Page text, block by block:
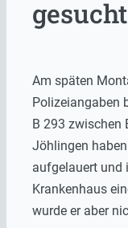
gesucht
Am späten
Polizeiangaben
B 293 zwischen
Jöhlingen
aufgelauert und
Krankenhaus
wurde er aber